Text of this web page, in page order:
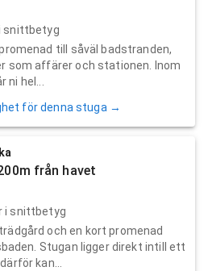
snittbetyg
till såväl badstranden,
som affärer och stationen. Inom
hel...
för denna stuga →
från havet
i snittbetyg
och en kort promenad
Stugan ligger direkt intill ett
kan...